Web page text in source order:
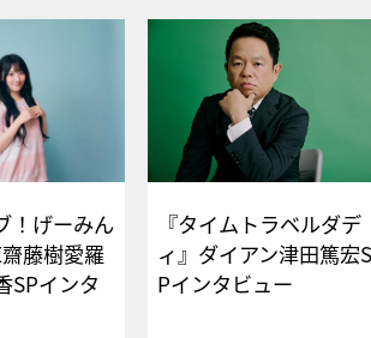
！げーみん
藤樹愛羅
SPインタ
『タイムトラベルダデ
ィ』ダイアン津田篤宏S
Pインタビュー